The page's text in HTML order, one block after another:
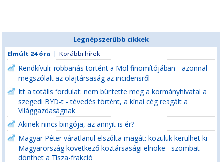
Legnépszerűbb cikkek
Elmúlt 24 óra | Korábbi hírek
Rendkívüli: robbanás történt a Mol finomítójában - azonnal
megszólalt az olajtársaság az incidensről
Itt a totális fordulat: nem büntette meg a kormányhivatal a
szegedi BYD-t - tévedés történt, a kínai cég reagált a
Világgazdaságnak
Akinek nincs bingója, az annyit is ér?
Magyar Péter váratlanul elszólta magát: közülük kerülhet ki
Magyarország következő köztársasági elnöke - szombat
dönthet a Tisza-frakció